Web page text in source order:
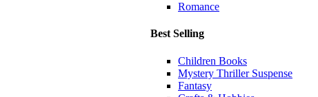
Romance
Best Selling
Children Books
Mystery Thriller Suspense
Fantasy